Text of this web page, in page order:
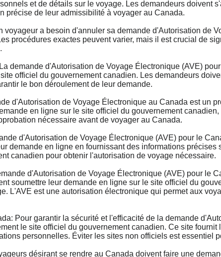
et de détails sur le voyage. Les demandeurs doivent
précise de leur admissibilité à voyager au Canada.
voyageur a besoin d'annuler sa demande d'Autorisation de
procédures exactes peuvent varier, mais il est crucial de
demande d'Autorisation de Voyage Électronique (AVE)
officiel du gouvernement canadien. Les demandeurs
le bon déroulement de leur demande.
d'Autorisation de Voyage Électronique au Canada est un
en ligne sur le site officiel du gouvernement
nécessaire avant de voyager au Canada.
d'Autorisation de Voyage Électronique (AVE) pour le
demande en ligne en fournissant des informations
canadien pour obtenir l'autorisation de voyage nécessaire.
d'Autorisation de Voyage Électronique (AVE) pour le
soumettre leur demande en ligne sur le site officiel du
L'AVE est une autorisation électronique qui permet aux
Pour garantir la sécurité et l'efficacité de la demande
le site officiel du gouvernement canadien. Ce site
personnelles. Éviter les sites non officiels est essentiel
désirant se rendre au Canada doivent faire une